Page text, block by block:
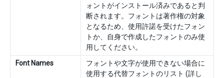
ォントがインストール済みであると判
断されます。フォントは著作権の対象
となるため、使用許諾を受けたフォン
トか、自身で作成したフォントのみ使
用してください。
Font Names
フォントや文字が使用できない場合に
使用する代替フォントのリスト (詳し